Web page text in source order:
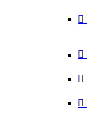



